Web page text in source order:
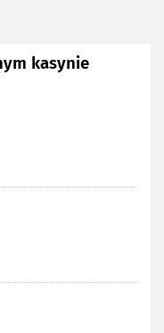
kasynie